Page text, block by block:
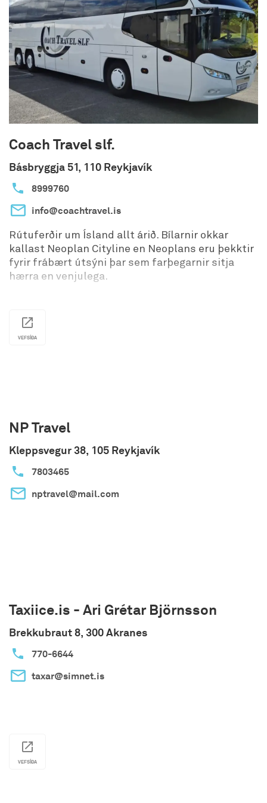
að allir fái tækifæri til að venjast hjólunum.
Hjólin eru sjálfskipt og afar einföld í notkun svo
gestir ná fljótlega góðum tökum á akstrinum.
Coach Travel slf.
Básbryggja 51, 110 Reykjavík
8999760
info@coachtravel.is
Rútuferðir um Ísland allt árið. Bílarnir okkar
kallast Neoplan Cityline en Neoplans eru þekktir
fyrir frábært útsýni þar sem farþegarnir sitja
hærra en venjulega.
VEFSÍÐA
NP Travel
Kleppsvegur 38, 105 Reykjavík
7803465
nptravel@mail.com
Taxiice.is - Ari Grétar Björnsson
Brekkubraut 8, 300 Akranes
770-6644
taxar@simnet.is
VEFSÍÐA